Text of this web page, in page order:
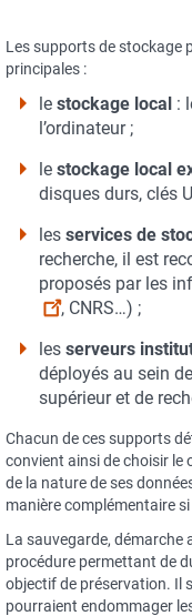
Les supports de stockage
principales :
le stockage local :
l’ordinateur ;
le stockage local
disques durs, clés
les services de
recherche, il est
proposés par les
, CNRS…) ;
les serveurs
déployés au sein
supérieur et de
Chacun de ces supports
convient ainsi de choisir le
de la nature de ses
manière complémentaire
La sauvegarde, démarche
procédure permettant de
objectif de préservation. Il
pourraient endommager